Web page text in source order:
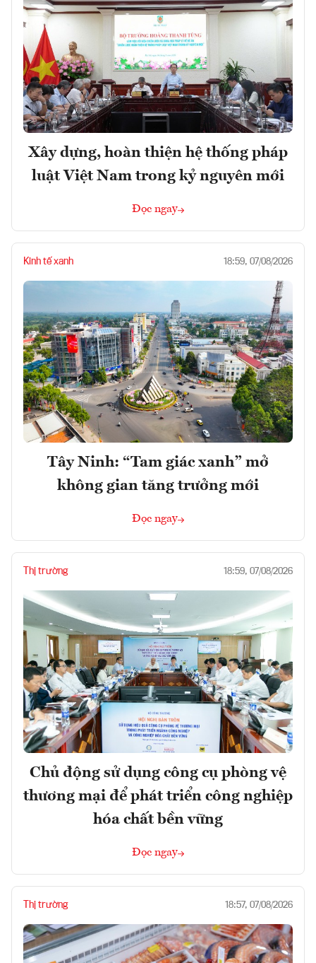
Xây dựng, hoàn thiện hệ thống pháp
luật Việt Nam trong kỷ nguyên mới
Đọc ngay
Kinh tế xanh 18:59, 07/08/2026
Tây Ninh: “Tam giác xanh” mở
không gian tăng trưởng mới
Đọc ngay
Thị trường 18:59, 07/08/2026
Chủ động sử dụng công cụ phòng vệ
thương mại để phát triển công nghiệp
hóa chất bền vững
Đọc ngay
Thị trường 18:57, 07/08/2026